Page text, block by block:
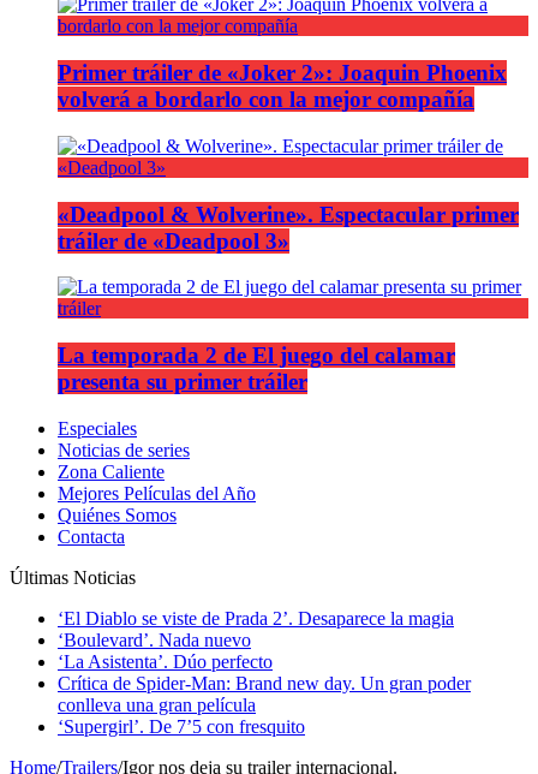
Primer tráiler de «Joker 2»: Joaquin Phoenix
volverá a bordarlo con la mejor compañía
«Deadpool & Wolverine». Espectacular primer
tráiler de «Deadpool 3»
La temporada 2 de El juego del calamar
presenta su primer tráiler
Especiales
Noticias de series
Zona Caliente
Mejores Películas del Año
Quiénes Somos
Contacta
Últimas Noticias
‘El Diablo se viste de Prada 2’. Desaparece la magia
‘Boulevard’. Nada nuevo
‘La Asistenta’. Dúo perfecto
Crítica de Spider-Man: Brand new day. Un gran poder
conlleva una gran película
‘Supergirl’. De 7’5 con fresquito
Home/Trailers/Igor nos deja su trailer internacional.